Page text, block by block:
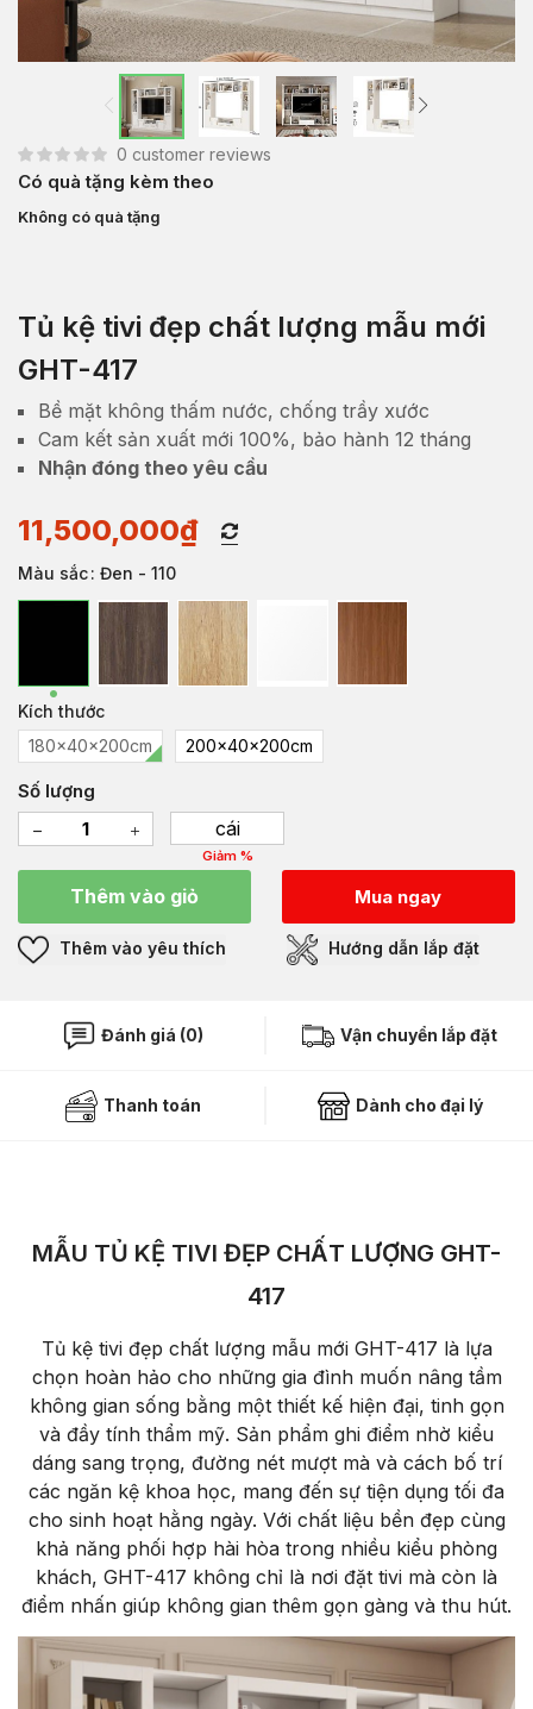
0 customer reviews
Có quà tặng kèm theo
Không có quà tặng
Tủ kệ tivi đẹp chất lượng mẫu mới
GHT-417
Bề mặt không thấm nước, chống trầy xước
Cam kết sản xuất mới 100%, bảo hành 12 tháng
Nhận đóng theo yêu cầu
11,500,000₫
Màu sắc: Đen - 110
Kích thước
180x40x200cm
200x40x200cm
Số lượng
cái
Giảm %
Thêm vào giỏ Mua ngay
Thêm vào yêu thích Hướng dẫn lắp đặt
Đánh giá (0) Vận chuyển lắp đặt
Thanh toán Dành cho đại lý
MẪU TỦ KỆ TIVI ĐẸP CHẤT LƯỢNG GHT-
417
Tủ kệ tivi đẹp chất lượng mẫu mới GHT-417 là lựa
chọn hoàn hảo cho những gia đình muốn nâng tầm
không gian sống bằng một thiết kế hiện đại, tinh gọn
và đầy tính thẩm mỹ. Sản phẩm ghi điểm nhờ kiểu
dáng sang trọng, đường nét mượt mà và cách bố trí
các ngăn kệ khoa học, mang đến sự tiện dụng tối đa
cho sinh hoạt hằng ngày. Với chất liệu bền đẹp cùng
khả năng phối hợp hài hòa trong nhiều kiểu phòng
khách, GHT-417 không chỉ là nơi đặt tivi mà còn là
điểm nhấn giúp không gian thêm gọn gàng và thu hút.